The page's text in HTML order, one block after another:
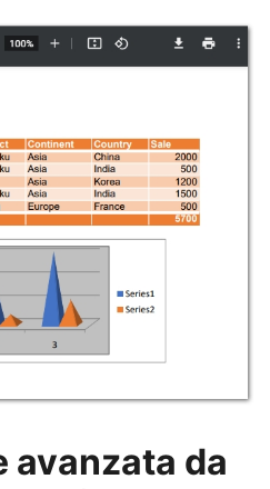
avanzata da